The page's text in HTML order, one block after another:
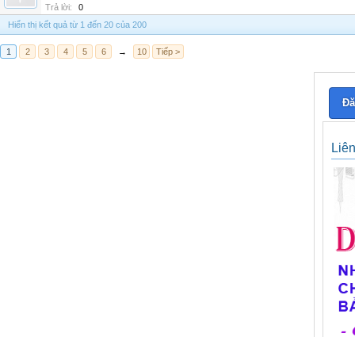
Trả lời:
0
Hiển thị kết quả từ 1 đến 20 của 200
1 2 3 4 5 6 → 10 Tiếp >